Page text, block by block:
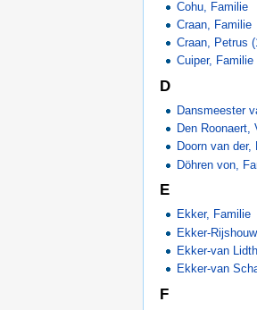
Cohu, Familie
Craan, Familie
Craan, Petrus
Cuiper, Familie
D
Dansmeester
Den Roonaert,
Doorn van der,
Döhren von,
E
Ekker, Familie
Ekker-
Ekker-van
Ekker-van
F